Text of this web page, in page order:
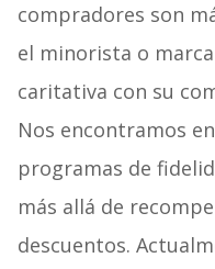
compradores son
el minorista o
caritativa con su
Nos encontramos
programas de
más allá de
descuentos.